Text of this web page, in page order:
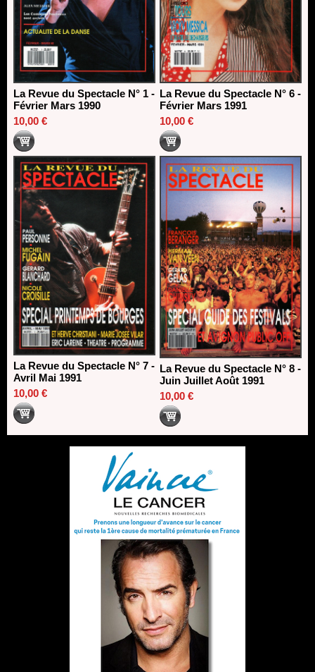
La Revue du Spectacle N° 1 -
Février Mars 1990
10,00 €
La Revue du Spectacle N° 6 -
Février Mars 1991
10,00 €
La Revue du Spectacle N° 7 -
Avril Mai 1991
10,00 €
La Revue du Spectacle N° 8 -
Juin Juillet Août 1991
10,00 €